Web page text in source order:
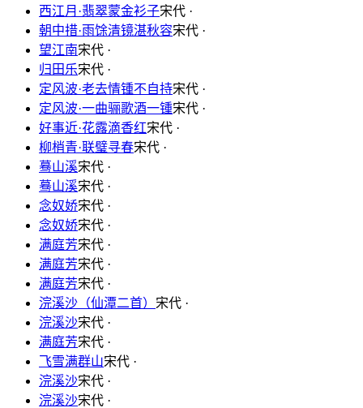
西江月·翡翠蒙金衫子宋代 ·
朝中措·雨馀清镜湛秋容宋代 ·
望江南宋代 ·
归田乐宋代 ·
定风波·老去情锺不自持宋代 ·
定风波·一曲骊歌酒一锺宋代 ·
好事近·花露滴香红宋代 ·
柳梢青·联璧寻春宋代 ·
蓦山溪宋代 ·
蓦山溪宋代 ·
念奴娇宋代 ·
念奴娇宋代 ·
满庭芳宋代 ·
满庭芳宋代 ·
满庭芳宋代 ·
浣溪沙（仙潭二首） 宋代 ·
浣溪沙宋代 ·
满庭芳宋代 ·
飞雪满群山宋代 ·
浣溪沙宋代 ·
浣溪沙宋代 ·